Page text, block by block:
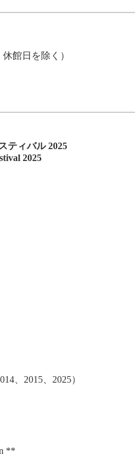
館日を除く）
ティバル2025
2025
、2015、2025）
**